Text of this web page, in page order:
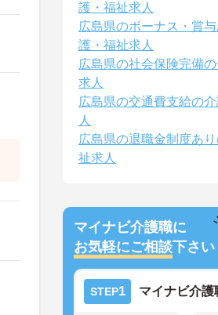
護・福祉求人
広島県のボーナス・賞
護・福祉求人
広島県の社会保険完備
求人
広島県の交通費支給の
人
広島県の退職金制度あ
祉求人
マイナビ介護職に
お気軽にご相談下さい
STEP1 マイナビ介護